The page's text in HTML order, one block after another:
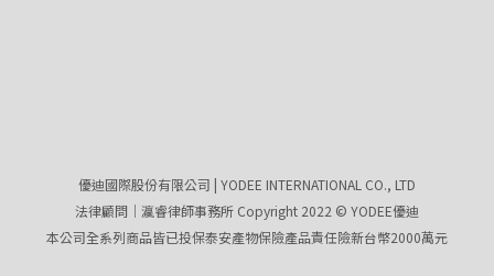
優迪國際股份有限公司 | YODEE INTERNATIONAL CO., LTD
法律顧問｜瀛睿律師事務所 Copyright 2022 © YODEE優迪
本公司全系列商品皆已投保泰安產物保險產品責任險新台幣2000萬元